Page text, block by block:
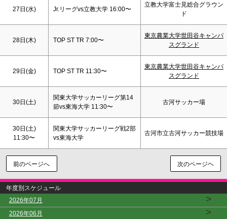
27日(水) Jr.リーグvs立教大学 16:00〜
立教大学富士見総合グラウン
ド
28日(木) TOP ST TR 7:00〜
東京農業大学世田谷キャンパ
スグランド
29日(金) TOP ST TR 11:30〜
東京農業大学世田谷キャンパ
スグランド
30日(土)
関東大学サッカーリーグ第14
節vs東海大学 11:30〜
古河サッカー場
30日(土)
11:30〜
関東大学サッカーリーグ戦2部
vs東海大学
古河市立古河サッカー競技場
前のページへ 次のページヘ
年度別スケジュール
2026年07月
>
2026年06月 >